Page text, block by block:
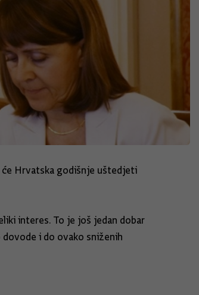
Hrvatska godišnje uštedjeti
interes. To je još jedan dobar
i do ovako sniženih